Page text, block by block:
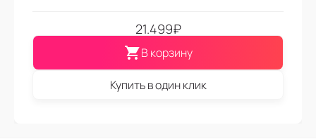
21.499₽
В корзину
Купить в один клик